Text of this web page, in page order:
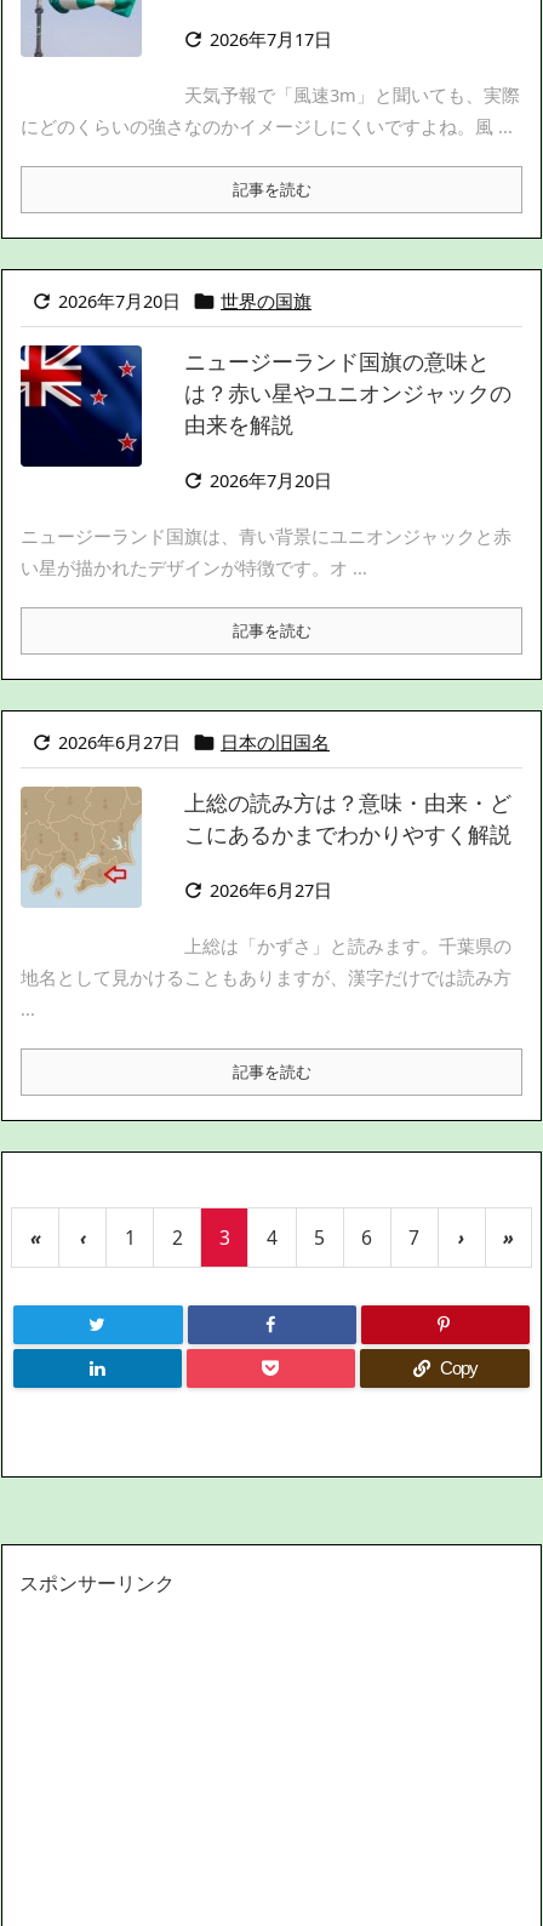
 2026年7月17日
天気予報で「風速3m」と聞いても、実際
にどのくらいの強さなのかイメージしにくいですよね。風 ...
記事を読む
 2026年7月20日  世界の国旗
ニュージーランド国旗の意味と
は？赤い星やユニオンジャックの
由来を解説
 2026年7月20日
ニュージーランド国旗は、青い背景にユニオンジャックと赤
い星が描かれたデザインが特徴です。オ ...
記事を読む
 2026年6月27日  日本の旧国名
上総の読み方は？意味・由来・ど
こにあるかまでわかりやすく解説
 2026年6月27日
上総は「かずさ」と読みます。千葉県の
地名として見かけることもありますが、漢字だけでは読み方
...
記事を読む
« ‹ 1 2 3 4 5 6 7 › »
Copy
スポンサーリンク